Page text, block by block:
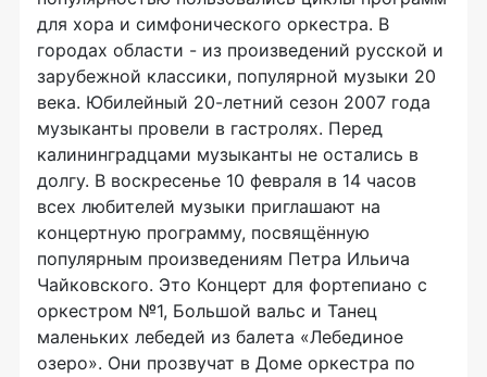
для хора и симфонического оркестра. В
городах области - из произведений русской и
зарубежной классики, популярной музыки 20
века. Юбилейный 20-летний сезон 2007 года
музыканты провели в гастролях. Перед
калининградцами музыканты не остались в
долгу. В воскресенье 10 февраля в 14 часов
всех любителей музыки приглашают на
концертную программу, посвящённую
популярным произведениям Петра Ильича
Чайковского. Это Концерт для фортепиано с
оркестром №1, Большой вальс и Танец
маленьких лебедей из балета «Лебединое
озеро». Они прозвучат в Доме оркестра по